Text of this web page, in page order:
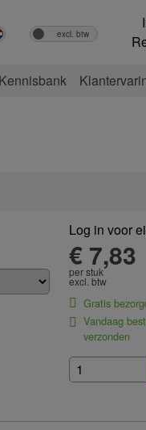
Kennisbank
Log in voor
€ 7,83
per stuk
excl. btw
Gratis
Vandaag
verzonden